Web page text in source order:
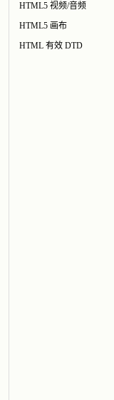
HTML5 视频/音频
HTML5 画布
HTML 有效 DTD